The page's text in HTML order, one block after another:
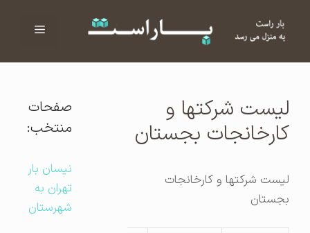
فهرست
لیست شرکتها و
کارخانجات بجستان
لیست شرکتها و کارخانجات
بجستان
صفحات
منتخب:
نیسان بار
تهران به
شهرستان